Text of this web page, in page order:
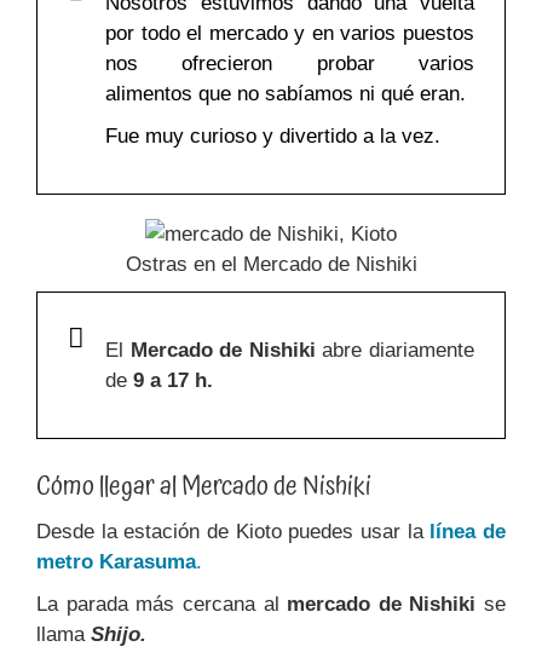
por todo el mercado y en varios puestos
nos ofrecieron probar varios
alimentos que no sabíamos ni qué eran.
Fue muy curioso y divertido a la vez.
Ostras en el Mercado de Nishiki
El Mercado de Nishiki abre diariamente
de 9 a 17 h.
Cómo llegar al Mercado de Nishiki
Desde la estación de Kioto puedes usar lalínea de
metro Karasuma.
La parada más cercana al mercado de Nishiki se
llama Shijo.